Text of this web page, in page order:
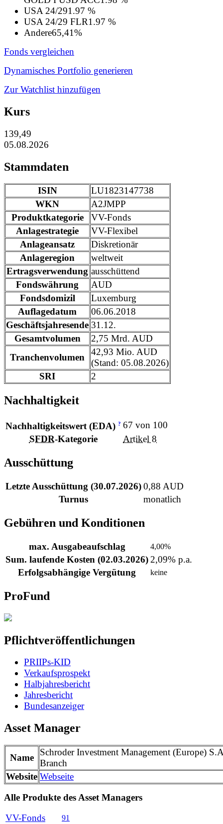
USA 24/291.97 %
USA 24/29 FLR1.97 %
Andere65,41%
Fonds vergleichen
Dynamisches Portfolio generieren
Zur Watchlist hinzufügen
Kurs
139,49
05.08.2026
Stammdaten
ISIN
LU1823147738
WKN
A2JMPP
Produktkategorie
VV-Fonds
Anlagestrategie
VV-Flexibel
Anlageansatz
Diskretionär
Anlageregion
weltweit
Ertragsverwendung ausschüttend
Fondswährung
AUD
Fondsdomizil
Luxemburg
Auflagedatum
06.06.2018
Geschäftsjahresende 31.12.
Gesamtvolumen
2,75 Mrd. AUD
Tranchenvolumen
42,93 Mio. AUD
(Stand: 05.08.2026)
SRI
2
Nachhaltigkeit
Nachhaltigkeitswert (EDA) ? 67 von 100
SFDR-Kategorie Artikel 8
Ausschüttung
Letzte Ausschüttung (30.07.2026)0,88 AUD
Turnus
monatlich
Gebühren und Konditionen
max. Ausgabeaufschlag 4,00%
Sum. laufende Kosten (02.03.2026) 2,09% p.a.
Erfolgsabhängige Vergütung
keine
ProFund
Pflichtveröffentlichungen
PRIIPs-KID
Verkaufsprospekt
Halbjahresbericht
Jahresbericht
Bundesanzeiger
Asset Manager
Name
Schroder Investment Management (Europe)
Branch
Website Webseite
Alle Produkte des Asset Managers
VV-Fonds
91